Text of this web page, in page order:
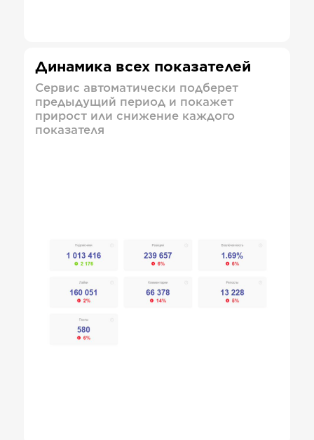
Динамика всех показателей
Сервис автоматически подберет
предыдущий период и покажет
прирост или снижение каждого
показателя